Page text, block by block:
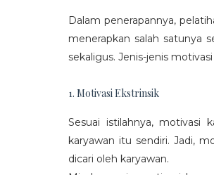
Dalam penerapannya,
menerapkan salah satunya
sekaligus. Jenis-jenis
1. Motivasi Ekstrinsik
Sesuai istilahnya, motivasi
karyawan itu sendiri. Jadi,
dicari oleh karyawan.